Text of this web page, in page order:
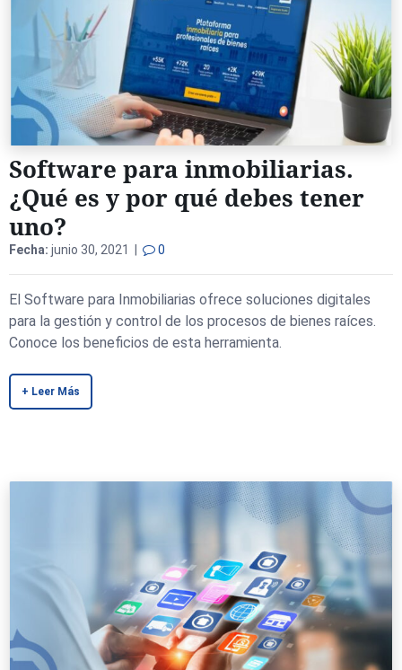
Software para inmobiliarias.
¿Qué es y por qué debes tener
uno?
Fecha: junio 30, 2021 | 0
El Software para Inmobiliarias ofrece soluciones digitales
para la gestión y control de los procesos de bienes raíces.
Conoce los beneficios de esta herramienta.
+ Leer Más